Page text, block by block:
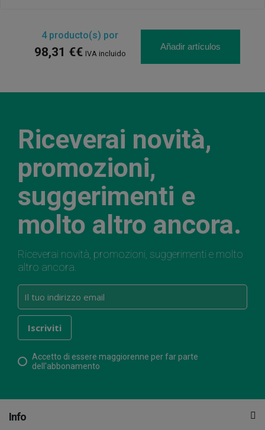
4producto(s) por
98,31 €€ IVA incluido
Añadir artículos
Riceverai novità,
promozioni,
suggerimenti e
molto altro ancora.
Riceverai novità, promozioni, suggerimenti e molto
altro ancora.
Accetto di essere maggiorenne per far parte
dell'abbonamento
Info